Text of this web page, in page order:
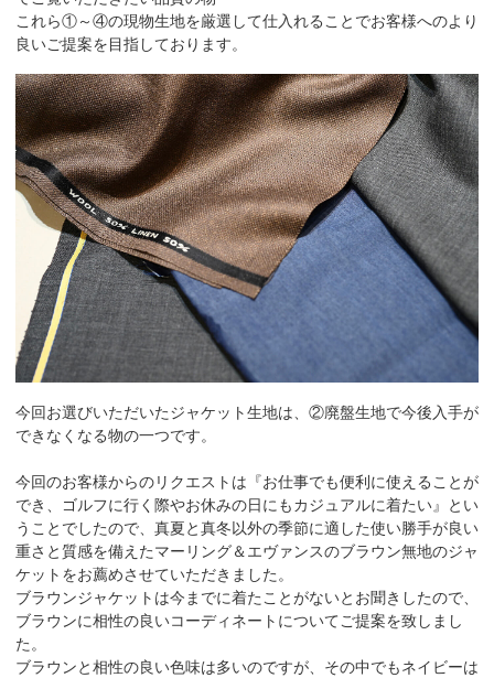
これら①～④の現物生地を厳選して仕入れることでお客様へのより
良いご提案を目指しております。
今回お選びいただいたジャケット生地は、②廃盤生地で今後入手が
できなくなる物の一つです。
今回のお客様からのリクエストは『お仕事でも便利に使えることが
でき、ゴルフに行く際やお休みの日にもカジュアルに着たい』とい
うことでしたので、真夏と真冬以外の季節に適した使い勝手が良い
重さと質感を備えたマーリング＆エヴァンスのブラウン無地のジャ
ケットをお薦めさせていただきました。
ブラウンジャケットは今までに着たことがないとお聞きしたので、
ブラウンに相性の良いコーディネートについてご提案を致しまし
た。
ブラウンと相性の良い色味は多いのですが、その中でもネイビーは